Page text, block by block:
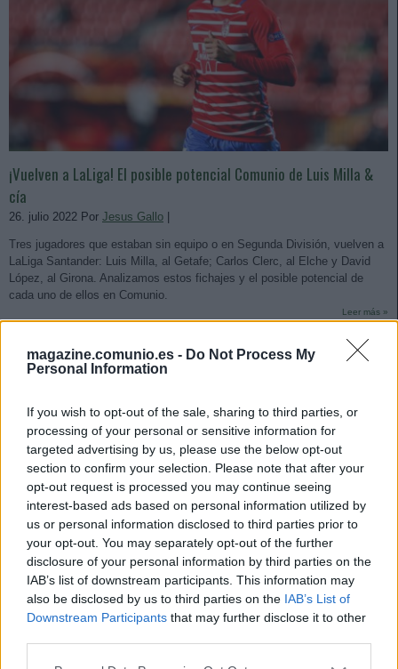
magazine.comunio.es - Do Not Process My
Personal Information
If you wish to opt-out of the sale, sharing to third parties, or
processing of your personal or sensitive information for
targeted advertising by us, please use the below opt-out
section to confirm your selection. Please note that after your
opt-out request is processed you may continue seeing
interest-based ads based on personal information utilized by
us or personal information disclosed to third parties prior to
your opt-out. You may separately opt-out of the further
disclosure of your personal information by third parties on the
IAB’s list of downstream participants. This information may
also be disclosed by us to third parties on the IAB’s List of
Downstream Participants that may further disclose it to other
¡Vuelven a LaLiga! El posible potencial Comunio de Luis Milla &
cía
26. julio 2022 Por Jesus Gallo |
Tres jugadores que estaban sin equipo o en Segunda División, vuelven a
LaLiga Santander: Luis Milla, al Getafe; Carlos Clerc, al Elche y David
López, al Girona. Analizamos estos fichajes y el posible potencial de
cada uno de ellos en Comunio.
Leer más »
Mercado de fichajes: Muriqi regresa a Mallorca